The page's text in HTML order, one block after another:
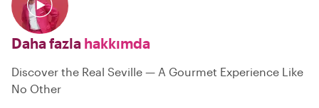
Daha fazla hakkımda
Discover the Real Seville — A Gourmet Experience Like
No Other